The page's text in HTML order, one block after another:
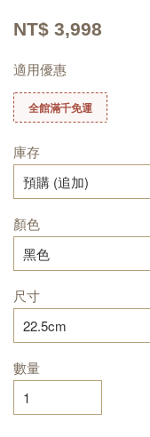
NT$ 3,998
適用優惠
全館滿千免運
庫存
顏色
尺寸
數量